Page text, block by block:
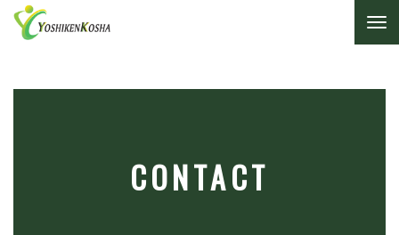
CONTACT